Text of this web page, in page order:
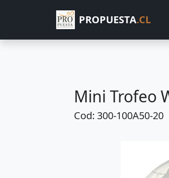
PROPUESTA.CL
Mini Trofeo
Cod: 300-100A50-20